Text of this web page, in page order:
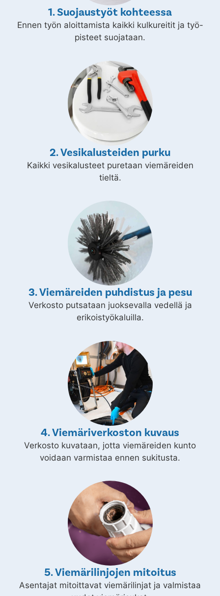
1. Suojaustyöt kohteessa
Ennen työn aloittamista kaikki kulkureitit ja työ-
pisteet suojataan.
2. Vesikalusteiden purku
Kaikki vesikalusteet puretaan viemäreiden
tieltä.
3. Viemäreiden puhdistus ja pesu
Verkosto putsataan juoksevalla vedellä ja
erikoistyökaluilla.
4. Viemäriverkoston kuvaus
Verkosto kuvataan, jotta viemäreiden kunto
voidaan varmistaa ennen sukitusta.
5. Viemärilinjojen mitoitus
Asentajat mitoittavat viemärilinjat ja valmistaa